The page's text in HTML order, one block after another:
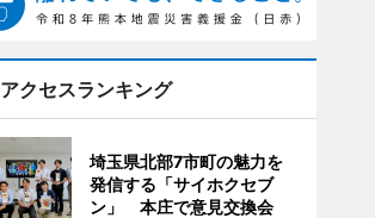
アクセスランキング
埼玉県北部7市町の魅力を
発信する「サイホクセブ
ン」 本庄で意見交換会